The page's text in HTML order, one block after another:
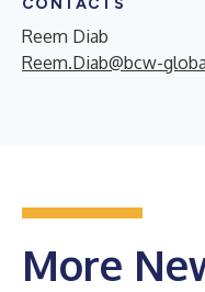
Reem Diab
Reem.Diab@bcw-
More